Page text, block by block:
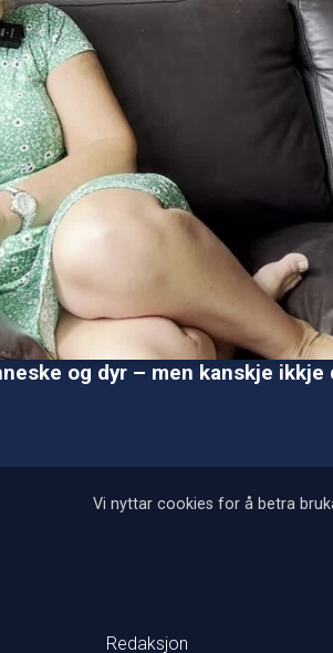
og dyr – men kanskje
Vi nyttar cookies for å betra
Redaksjon